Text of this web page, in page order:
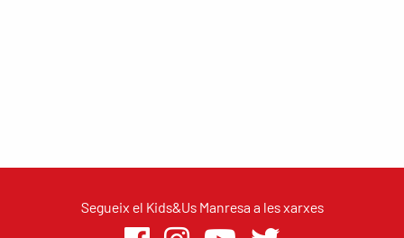
Segueix el Kids&Us Manresa a les xarxes